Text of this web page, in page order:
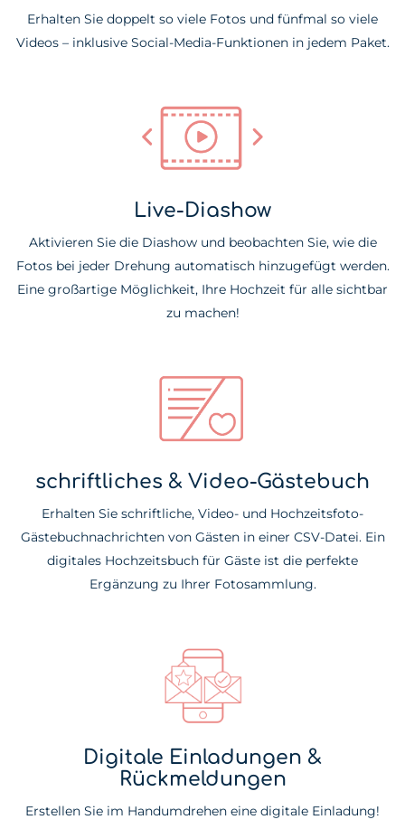
Erhalten Sie doppelt so viele Fotos und fünfmal so viele
Videos – inklusive Social-Media-Funktionen in jedem Paket.
Live-Diashow
Aktivieren Sie die Diashow und beobachten Sie, wie die
Fotos bei jeder Drehung automatisch hinzugefügt werden.
Eine großartige Möglichkeit, Ihre Hochzeit für alle sichtbar
zu machen!
schriftliches & Video-Gästebuch
Erhalten Sie schriftliche, Video- und Hochzeitsfoto-
Gästebuchnachrichten von Gästen in einer CSV-Datei. Ein
digitales Hochzeitsbuch für Gäste ist die perfekte
Ergänzung zu Ihrer Fotosammlung.
Digitale Einladungen &
Rückmeldungen
Erstellen Sie im Handumdrehen eine digitale Einladung!